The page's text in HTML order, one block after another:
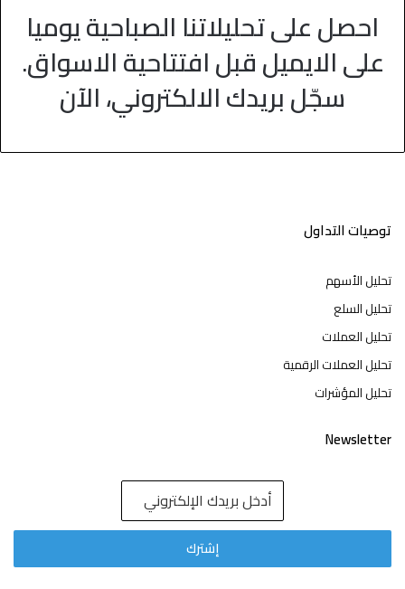
احصل على تحليلاتنا الصباحية يوميا
على الايميل قبل افتتاحية الاسواق.
سجّل بريدك الالكتروني، الآن
توصيات التداول
تحليل الأسهم
تحليل السلع
تحليل العملات
تحليل العملات الرقمية
تحليل المؤشرات
Newsletter